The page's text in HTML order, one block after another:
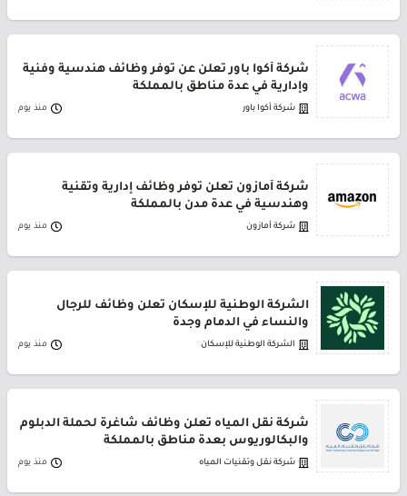
شركة أكوا باور تعلن عن توفر وظائف هندسية وفنية
وإدارية في عدة مناطق بالمملكة
شركة أكوا باور منذ يوم
شركة أمازون تعلن توفر وظائف إدارية وتقنية
وهندسية في عدة مدن بالمملكة
شركة أمازون منذ يوم
الشركة الوطنية للإسكان تعلن وظائف للرجال
والنساء في الدمام وجدة
الشركة الوطنية للإسكان منذ يوم
شركة نقل المياه تعلن وظائف شاغرة لحملة الدبلوم
والبكالوريوس بعدة مناطق بالمملكة
شركة نقل وتقنيات المياه منذ يوم